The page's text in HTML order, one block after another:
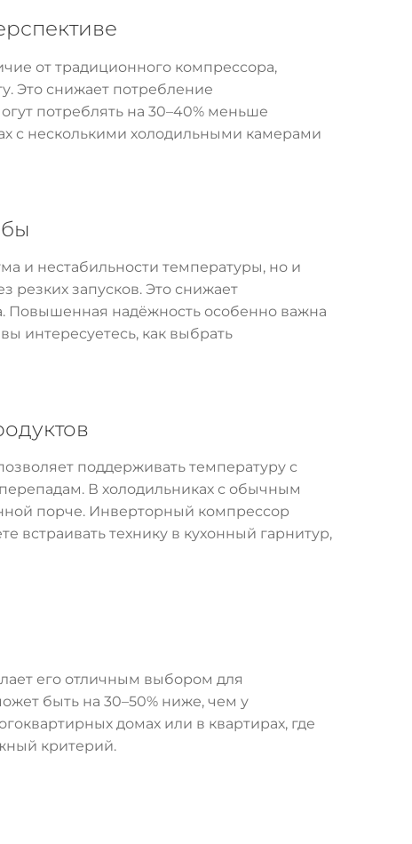
от традиционного компрессора,
Это снижает потребление
потреблять на 30–40% меньше
с несколькими холодильными камерами
и нестабильности температуры, но и
резких запусков. Это снижает
Повышенная надёжность особенно важна
интересуетесь, как выбрать
поддерживать температуру с
В холодильниках с обычным
порче. Инверторный компрессор
технику в кухонный гарнитур,
его отличным выбором для
быть на 30–50% ниже, чем у
домах или в квартирах, где
критерий.